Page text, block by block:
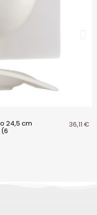
24,5 cm
(6
36,11 €